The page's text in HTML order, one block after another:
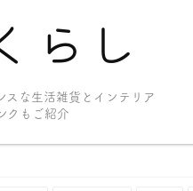
らし
スな生活雑貨とインテリア
クもご紹介